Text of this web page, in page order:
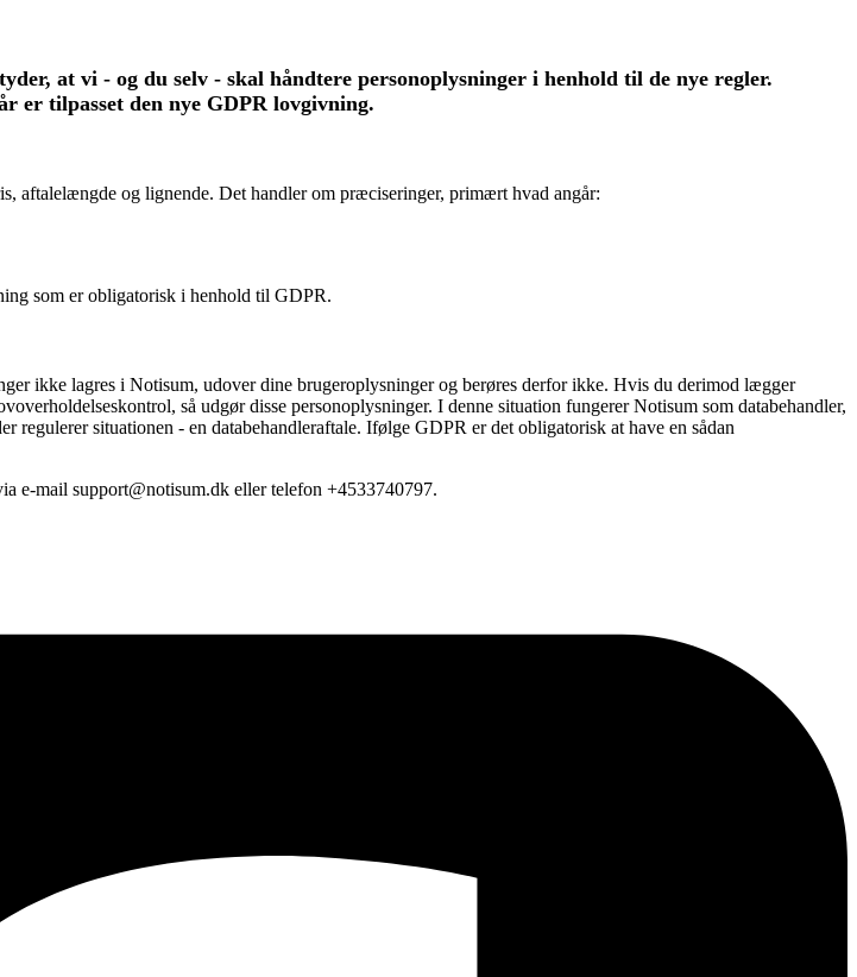
at vi - og du selv - skal håndtere personoplysninger i henhold til de nye regler.
er tilpasset den nye GDPR lovgivning.
aftalelængde og lignende. Det handler om præciseringer, primært hvad angår:
som er obligatorisk i henhold til GDPR.
ikke lagres i Notisum, udover dine brugeroplysninger og berøres derfor ikke. Hvis du derimod lægger
så udgør disse personoplysninger. I denne situation fungerer Notisum som databehandler,
situationen - en databehandleraftale. Ifølge GDPR er det obligatorisk at have en sådan
e-mail support@notisum.dk eller telefon +4533740797.